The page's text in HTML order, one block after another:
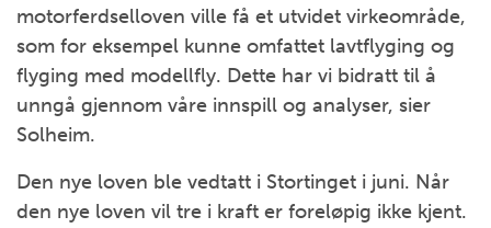
motorferdselloven ville få et utvidet virkeområde,
som for eksempel kunne omfattet lavtflyging og
flyging med modellfly. Dette har vi bidratt til å
unngå gjennom våre innspill og analyser, sier
Solheim.
Den nye loven ble vedtatt i Stortinget i juni. Når
den nye loven vil tre i kraft er foreløpig ikke kjent.